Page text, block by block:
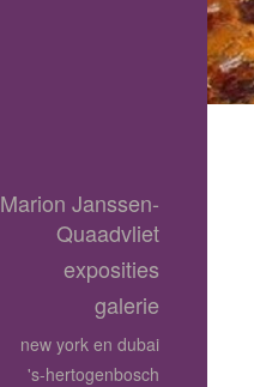
Marion Janssen-
Quaadvliet
exposities
galerie
new york en dubai
's-hertogenbosch